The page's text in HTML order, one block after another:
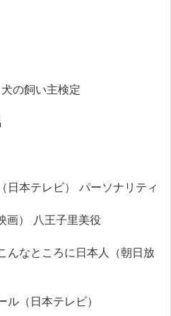
の飼い主検定
本テレビ） パーソナリティ
） 八王子里美役
なところに日本人（朝日放
（日本テレビ）